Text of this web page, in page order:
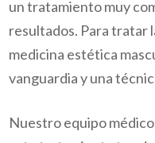
un tratamiento muy
resultados. Para tratar
medicina estética
vanguardia y una
Nuestro equipo